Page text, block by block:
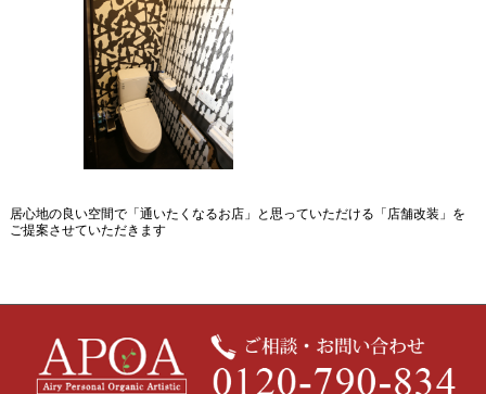
居心地の良い空間で「通いたくなるお店」と思っていただける「店舗改装」を
ご提案させていただきます